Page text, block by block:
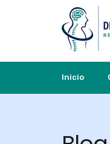
Inicio